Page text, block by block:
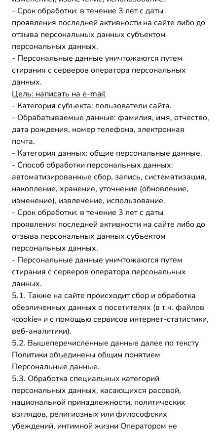
- Срок обработки: в течение 3 лет с даты
проявления последней активности на сайте либо до
отзыва персональных данных субъектом
персональных данных.
- Персональные данные уничтожаются путем
стирания с серверов оператора персональных
данных.
Цель: написать на e-mail
- Категория субъекта: пользователи сайта.
- Обрабатываемые данные: фамилия, имя, отчество,
дата рождения, номер телефона, электронная
почта.
- Категория данных: общие персональные данные.
- Способ обработки персональных данных:
автоматизированные сбор, запись, систематизация,
накопление, хранение, уточнение (обновление,
изменение), извлечение, использование.
- Срок обработки: в течение 3 лет с даты
проявления последней активности на сайте либо до
отзыва персональных данных субъектом
персональных данных.
- Персональные данные уничтожаются путем
стирания с серверов оператора персональных
данных.
5.1. Также на сайте происходит сбор и обработка
обезличенных данных о посетителях (в т.ч. файлов
«cookie» и с помощью сервисов интернет-статистики,
веб-аналитики).
5.2. Вышеперечисленные данные далее по тексту
Политики объединены общим понятием
Персональные данные.
5.3. Обработка специальных категорий
персональных данных, касающихся расовой,
национальной принадлежности, политических
взглядов, религиозных или философских
убеждений, интимной жизни Оператором не